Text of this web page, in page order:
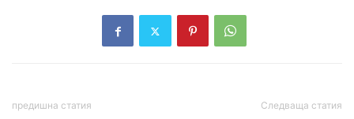
предишна статия Следваща статия